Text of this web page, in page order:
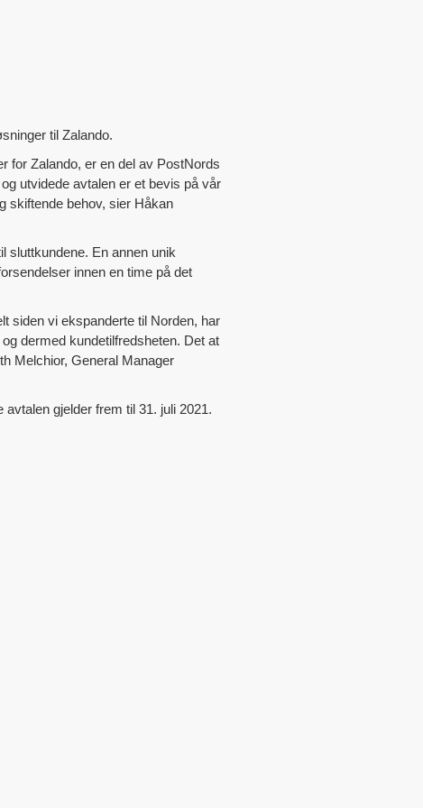
til Zalando.
for Zalando, er en del av PostNords
utvidede avtalen er et bevis på vår
skiftende behov, sier Håkan
sluttkundene. En annen unik
innen en time på det
siden vi ekspanderte til Norden, har
dermed kundetilfredsheten. Det at
Melchior, General Manager
gjelder frem til 31. juli 2021.